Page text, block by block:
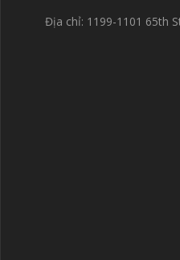
Địa chỉ: 1199-1101 65th